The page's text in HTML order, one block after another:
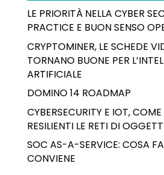
LE PRIORITÀ NELLA CYBER
PRACTICE E BUON SENSO
CRYPTOMINER, LE SCHEDE
TORNANO BUONE PER
ARTIFICIALE
DOMINO 14 ROADMAP
CYBERSECURITY E IOT, COME
RESILIENTI LE RETI DI
SOC AS-A-SERVICE: COSA
CONVIENE